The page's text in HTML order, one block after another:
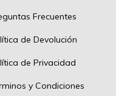
Frecuentes
de Devolución
de Privacidad
y Condiciones